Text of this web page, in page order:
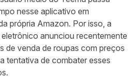
nesse aplicativo em
própria Amazon. Por isso, a
anunciou recentemente
de venda de roupas com preços
tentativa de combater esses